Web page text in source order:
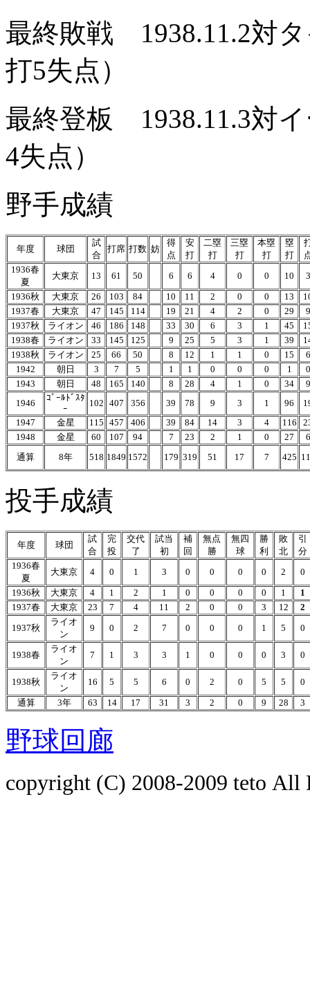
最終敗戦 1938.11.2対
打5失点）
最終登板 1938.11.3対
4失点）
野手成績
年度 球団
試
合
打席 打数 妨
得
点
安
打
二塁
打
三塁
打
本塁
打
塁
打
1936春
夏
大東京 13 61 50 6 6 4 0 0 10
3
1936秋
大東京 26 103 84 10 11 2 0 0 13
1937春
大東京 47 145 114 19 21 4 2 0 29
9
1937秋
ライオン 46 186 148 33 30 6 3 1 45
1938春
ライオン 33 145 125 9 25 5 3 1 39
1938秋
ライオン 25 66 50 8 12 1 1 0 15
6
1942
朝日 3 7 5 1 1 0 0 0 1
0
1943
朝日 48 165 140 8 28 4 1 0 34
9
1946
ｺﾞｰﾙﾄﾞｽﾀ
ｰ
102 407 356 39 78 9 3 1 96
1947
金星 115 457 406 39 84 14 3 4 116
1948
金星 60 107 94 7 23 2 1 0 27
6
通算
8年 518 1849 1572 179 319 51 17 7 425
投手成績
年度 球団
試
合
完
投
交代
了
試当
初
補
回
無点
勝
無四
球
勝
利
敗
北
引
分
1936春
夏
大東京 4 0 1 3 0 0 0 0 2
0
1936秋
大東京 4 1 2 1 0 0 0 0 1
1
1937春
大東京 23 7 4 11 2 0 0 3 12
2
1937秋
ライオ
ン
9 0 2 7 0 0 0 1 5 0
1938春
ライオ
ン
7 1 3 3 1 0 0 0 3 0
1938秋
ライオ
ン
16 5 5 6 0 2 0 5 5
0
通算
3年 63 14 17 31 3 2 0 9 28 3
野球回廊
copyright (C) 2008-2009 teto All